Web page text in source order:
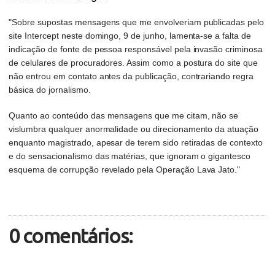
"Sobre supostas mensagens que me envolveriam publicadas pelo
site Intercept neste domingo, 9 de junho, lamenta-se a falta de
indicação de fonte de pessoa responsável pela invasão criminosa
de celulares de procuradores. Assim como a postura do site que
não entrou em contato antes da publicação, contrariando regra
básica do jornalismo.
Quanto ao conteúdo das mensagens que me citam, não se
vislumbra qualquer anormalidade ou direcionamento da atuação
enquanto magistrado, apesar de terem sido retiradas de contexto
e do sensacionalismo das matérias, que ignoram o gigantesco
esquema de corrupção revelado pela Operação Lava Jato."
0 comentários: